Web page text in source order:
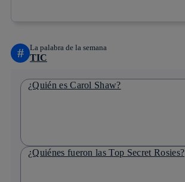
# La palabra de la semana
TIC
¿Quién es Carol Shaw?
¿Quiénes fueron las Top Secret Rosies?